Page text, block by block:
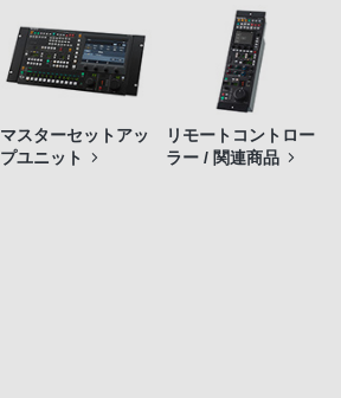
マスターセットアッ
プユニット
リモートコントロー
ラー / 関連商品